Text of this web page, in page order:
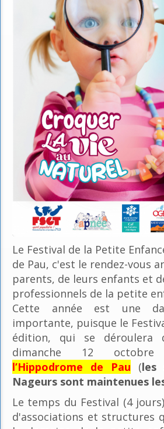
Le Festival de la Petite
de Pau, c'est le rendez-vous
parents, de leurs enfants et
professionnels de la petite
Cette année est une
importante, puisque le
édition, qui se déroulera
dimanche 12
l’Hippodrome de Pau (les
Nageurs sont maintenues
Le temps du Festival (4
d'associations et structures